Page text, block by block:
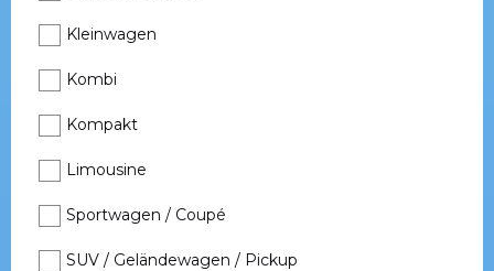
Kleinwagen
Kombi
Kompakt
Limousine
Sportwagen / Coupé
SUV / Geländewagen / Pickup